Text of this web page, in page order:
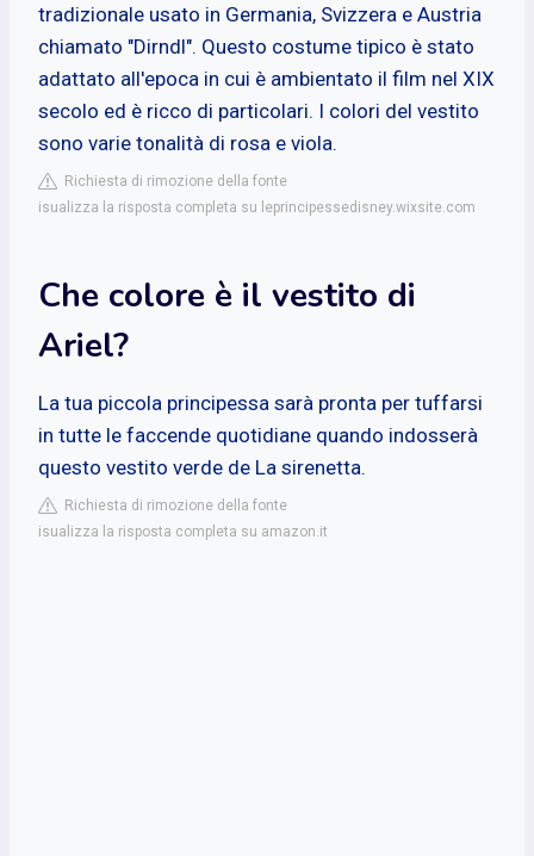
tradizionale usato in Germania, Svizzera e Austria
chiamato "Dirndl". Questo costume tipico è stato
adattato all'epoca in cui è ambientato il film nel XIX
secolo ed è ricco di particolari. I colori del vestito
sono varie tonalità di rosa e viola.
Richiesta di rimozione della fonte
isualizza la risposta completa su leprincipessedisney.wixsite.com
Che colore è il vestito di
Ariel?
La tua piccola principessa sarà pronta per tuffarsi
in tutte le faccende quotidiane quando indosserà
questo vestito verde de La sirenetta.
Richiesta di rimozione della fonte
isualizza la risposta completa su amazon.it